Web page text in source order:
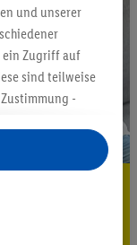
und unserer
ein Zugriff auf
sind teilweise
-
TCF
werden